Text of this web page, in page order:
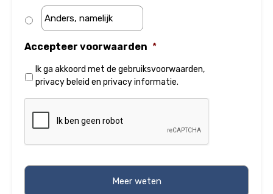
Accepteer voorwaarden *
Ik ga akkoord met de gebruiksvoorwaarden,
privacy beleid en privacy informatie.